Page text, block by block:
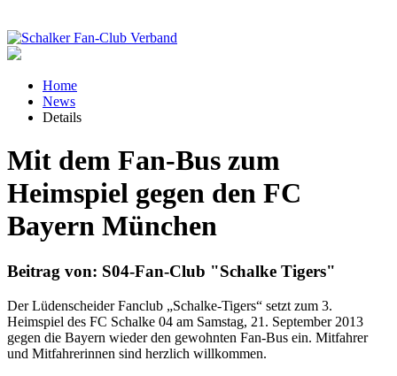
Home
News
Details
Mit dem Fan-Bus zum
Heimspiel gegen den FC
Bayern München
Beitrag von: S04-Fan-Club "Schalke Tigers"
Der Lüdenscheider Fanclub „Schalke-Tigers“ setzt zum 3.
Heimspiel des FC Schalke 04 am Samstag, 21. September 2013
gegen die Bayern wieder den gewohnten Fan-Bus ein. Mitfahrer
und Mitfahrerinnen sind herzlich willkommen.